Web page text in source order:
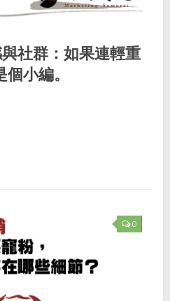
社群：如果連輕重
小編。
0